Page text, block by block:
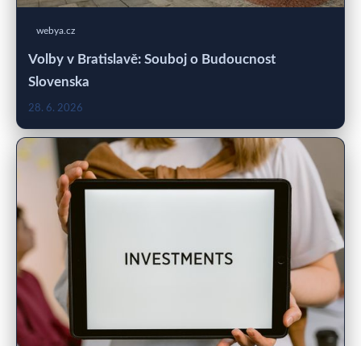
webya.cz
Volby v Bratislavě: Souboj o Budoucnost
Slovenska
28. 6. 2026